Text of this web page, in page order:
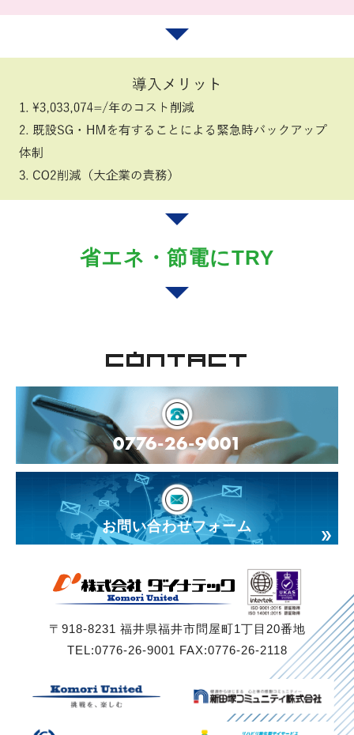
省エネ・節電にTRY
CONTACT
0776-26-9001
お問い合わせフォーム
〒918-8231 福井県福井市問屋町1丁目20番地
TEL:0776-26-9001 FAX:0776-26-2118